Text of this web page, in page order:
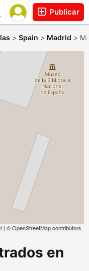
Publicar
> Spain > Madrid >
| © OpenStreetMap contributors
en